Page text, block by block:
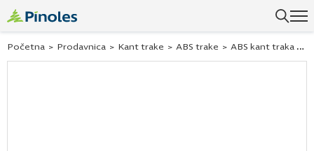
Početna > Prodavnica > Kant trake > ABS trake > ABS kant traka Egger ps crna u999 tm9 23×1